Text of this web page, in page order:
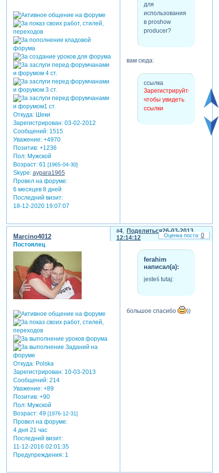
Откуда:Шеки
Зарегистрирован: 03-02-2012
Сообщений:1515
Уважение: +4970
Позитив: +1236
Пол:Мужской
Возраст:61 [1965-04-30]
Skype: aypara1965
Провел на форуме:
6 месяцев 8 дней
Последний визит:
18-12-2020 19:07:07
для
использования
в proshow
producer?
вам сюда:
ссылка
Зарегистрируйтесь,
чтобы увидеть
ссылки
Поделиться
4
26-03-2013
12:14:12
Marcino4012
Постоялец
Откуда:Polska
Зарегистрирован: 10-03-2013
Сообщений:214
Уважение: +89
Позитив: +90
Пол:Мужской
Возраст:49 [1976-12-31]
Провел на форуме:
4 дня 21 час
Последний визит:
11-12-2016 02:01:35
Предупреждения:1
ferahim
написал(а):
jesteś tutaj:
большое спасибо ))
0